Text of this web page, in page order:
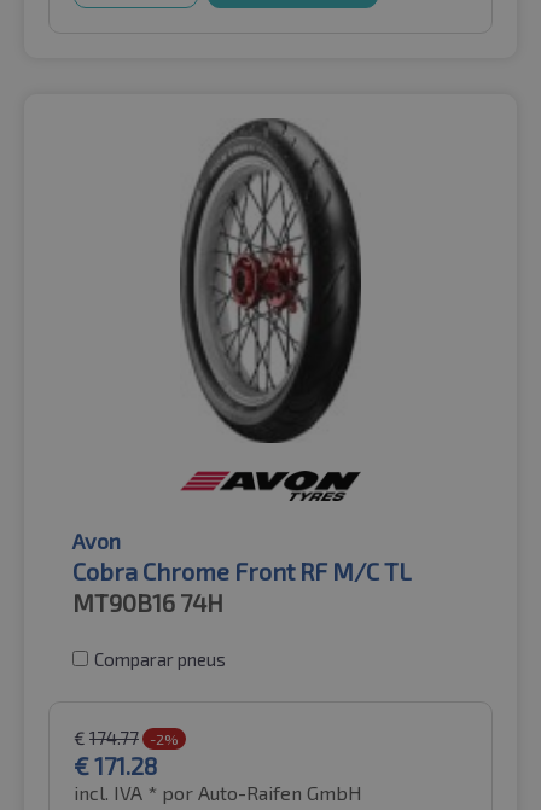
Avon
Cobra Chrome Front RF M/C TL
MT90B16 74H
Comparar pneus
€ 174.77 -2%
€171.28
incl. IVA * por Auto-Raifen GmbH